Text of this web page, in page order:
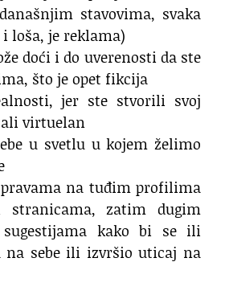
stavovima, svaka
loša, je reklama)
doći i do uverenosti da ste
što je opet fikcija
jer ste stvorili svoj
virtuelan
u svetlu u kojem želimo
na tuđim profilima
zatim dugim
kako bi se ili
na sebe ili izvršio uticaj na